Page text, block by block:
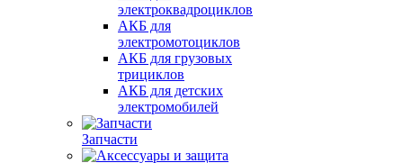
электроквадроциклов
АКБ для
электромотоциклов
АКБ для грузовых
трициклов
АКБ для детских
электромобилей
Запчасти